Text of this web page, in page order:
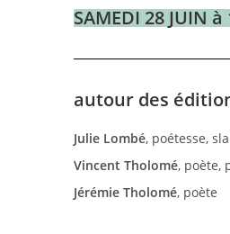
SAMEDI 28 JUIN
autour des
Julie Lombé, poétesse,
Vincent Tholomé, poète,
Jérémie Tholomé, poète